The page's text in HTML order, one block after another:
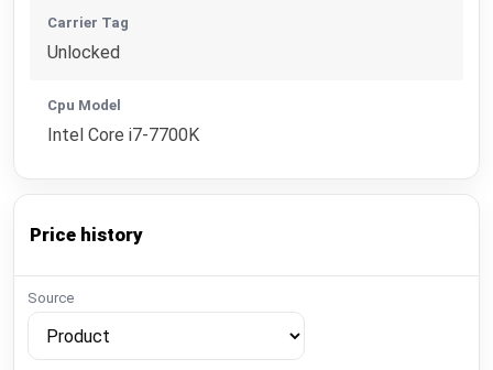
Carrier Tag
Unlocked
Cpu Model
Intel Core i7-7700K
Price history
Source